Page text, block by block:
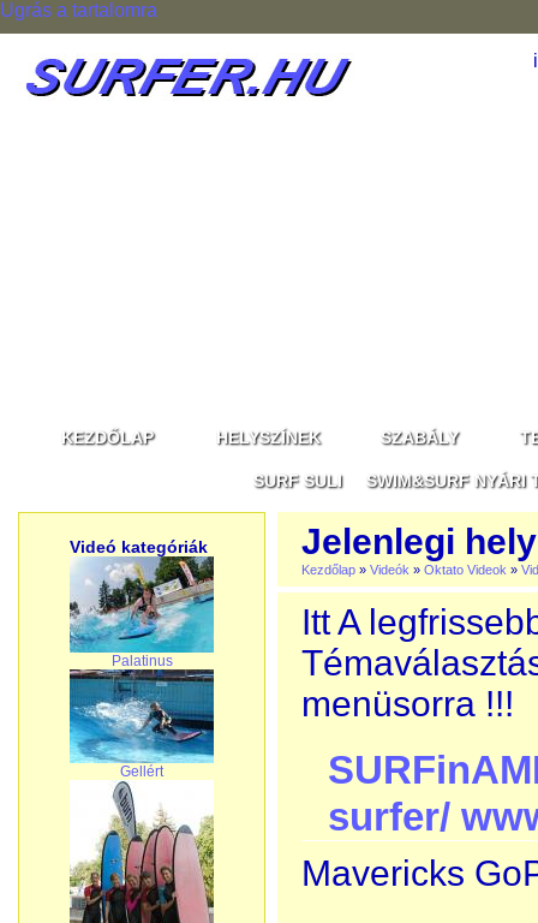
Ugrás a tartalomra
KEZDŐLAP HELYSZÍNEK SZABÁLY
SURF SULI SWIM&SURF NYÁRI
Videó kategóriák
Palatinus
Gellért
Jelenlegi hely
Kezdőlap » Videók » Oktato Videok »
Itt A
menüsorra !!!
surfer/
Mavericks